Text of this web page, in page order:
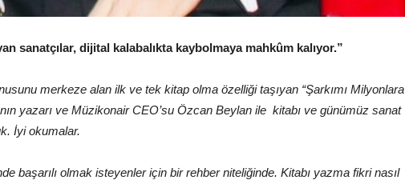
sanatçılar, dijital kalabalıkta kaybolmaya mahkûm kalıyor.”
merkeze alan ilk ve tek kitap olma özelliği taşıyan “Şarkımı Milyonlara
yazarı ve Müzikonair CEO’su Özcan Beylan ile kitabı ve günümüz sanat
İyi okumalar.
başarılı olmak isteyenler için bir rehber niteliğinde. Kitabı yazma fikri nasıl